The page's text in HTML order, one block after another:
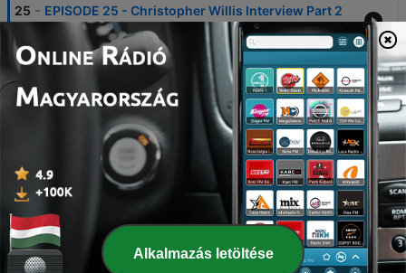
25 - EPISODE 25 - Christopher Willis Interview Part 2
15 dec. 2020
24 - EPISODE 24 - Christopher Willis Interview Part 1
27 okt. 2020
EPISODE 23 - Jim Fahey Interview Part 2
22 - EPISODE 22 - Jim Fahey Interview Part 1
06 okt. 2020
21 - EPISODE 21 - Joel McNeely Interview Part 3
29 szept. 2020
Alkalmazás letöltése